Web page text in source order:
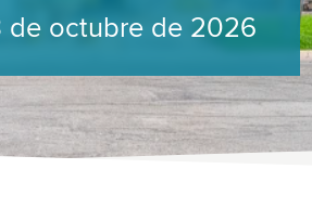
de octubre de 2026